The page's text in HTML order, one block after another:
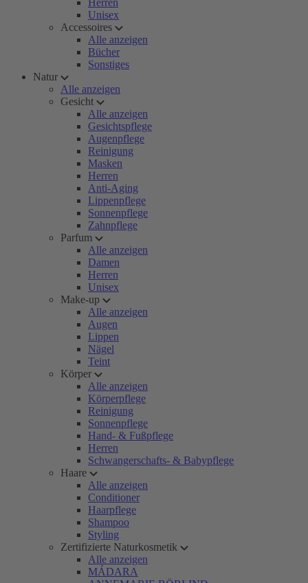
Herren
Unisex
Accessoires
Alle anzeigen
Bücher
Sonstiges
Natur
Alle anzeigen
Gesicht
Alle anzeigen
Gesichtspflege
Augenpflege
Reinigung
Masken
Herren
Anti-Aging
Lippenpflege
Sonnenpflege
Zahnpflege
Parfum
Alle anzeigen
Damen
Herren
Unisex
Make-up
Alle anzeigen
Augen
Lippen
Nägel
Teint
Körper
Alle anzeigen
Körperpflege
Reinigung
Sonnenpflege
Hand- & Fußpflege
Herren
Schwangerschafts- & Babypflege
Haare
Alle anzeigen
Conditioner
Haarpflege
Shampoo
Styling
Zertifizierte Naturkosmetik
Alle anzeigen
MÁDARA